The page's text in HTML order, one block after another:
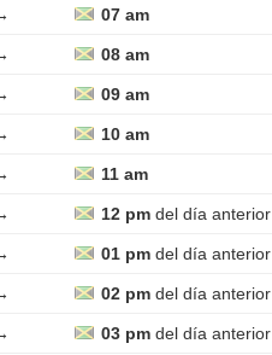
07 am
08 am
09 am
10 am
11 am
12 pm del día anterior
01 pm del día anterior
02 pm del día anterior
03 pm del día anterior